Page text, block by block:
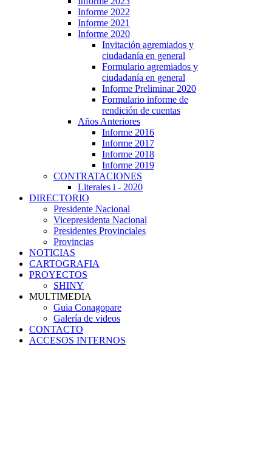
Informe 2022
Informe 2021
Informe 2020
Invitación agremiados y
ciudadanía en general
Formulario agremiados y
ciudadanía en general
Informe Preliminar 2020
Formulario informe de
rendición de cuentas
Años Anteriores
Informe 2016
Informe 2017
Informe 2018
Informe 2019
CONTRATACIONES
Literales i - 2020
DIRECTORIO
Presidente Nacional
Vicepresidenta Nacional
Presidentes Provinciales
Provincias
NOTICIAS
CARTOGRAFIA
PROYECTOS
SHINY
MULTIMEDIA
Guia Conagopare
Galería de videos
CONTACTO
ACCESOS INTERNOS